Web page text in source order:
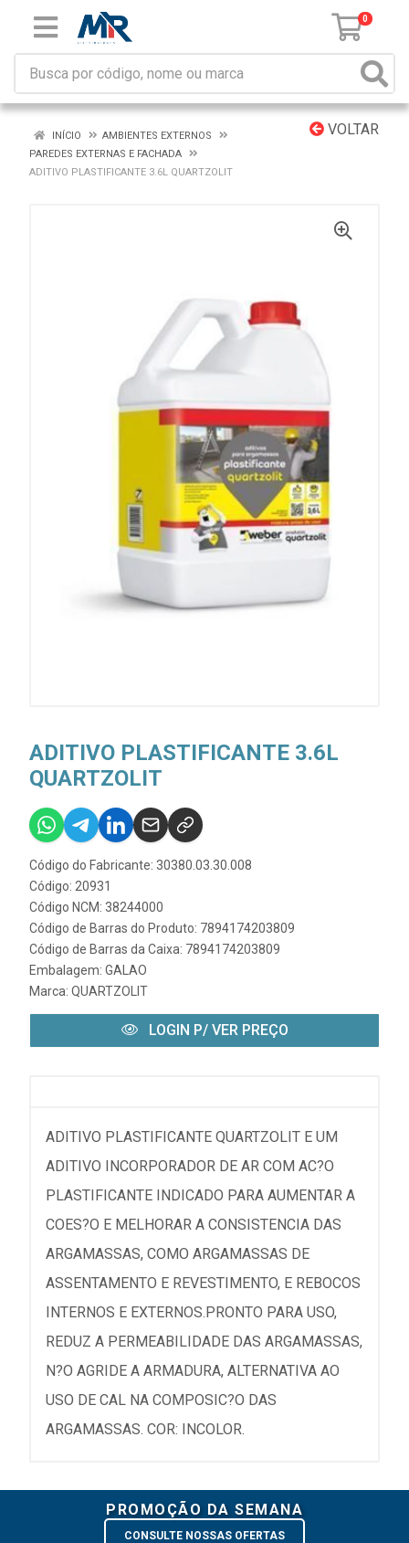
0
VOLTAR
INÍCIO
AMBIENTES EXTERNOS
PAREDES EXTERNAS E FACHADA
ADITIVO PLASTIFICANTE 3.6L QUARTZOLIT
ADITIVO PLASTIFICANTE 3.6L
QUARTZOLIT
Código do Fabricante: 30380.03.30.008
Código: 20931
Código NCM: 38244000
Código de Barras do Produto: 7894174203809
Código de Barras da Caixa: 7894174203809
Embalagem: GALAO
Marca: QUARTZOLIT
LOGIN P/ VER PREÇO
ADITIVO PLASTIFICANTE QUARTZOLIT E UM
ADITIVO INCORPORADOR DE AR COM AC?O
PLASTIFICANTE INDICADO PARA AUMENTAR A
COES?O E MELHORAR A CONSISTENCIA DAS
ARGAMASSAS, COMO ARGAMASSAS DE
ASSENTAMENTO E REVESTIMENTO, E REBOCOS
INTERNOS E EXTERNOS.PRONTO PARA USO,
REDUZ A PERMEABILIDADE DAS ARGAMASSAS,
N?O AGRIDE A ARMADURA, ALTERNATIVA AO
USO DE CAL NA COMPOSIC?O DAS
ARGAMASSAS. COR: INCOLOR.
PROMOÇÃO DA SEMANA
CONSULTE NOSSAS OFERTAS